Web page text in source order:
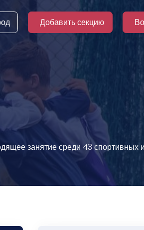
Добавить секцию
занятие среди 43 спортивных и